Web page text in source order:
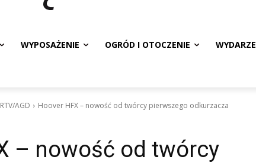
WYPOSAŻENIE OGRÓD I OTOCZENIE
RTV/AGD Hoover HFX – nowość od twórcy pierwszego odkurzacza
– nowość od twórcy